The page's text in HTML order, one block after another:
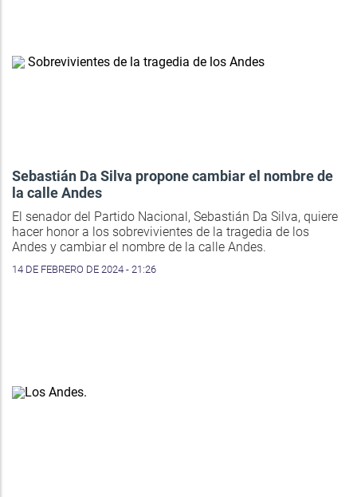
Sebastián Da Silva propone cambiar el nombre de
la calle Andes
El senador del Partido Nacional, Sebastián Da Silva, quiere
hacer honor a los sobrevivientes de la tragedia de los
Andes y cambiar el nombre de la calle Andes.
14 DE FEBRERO DE 2024 - 21:26